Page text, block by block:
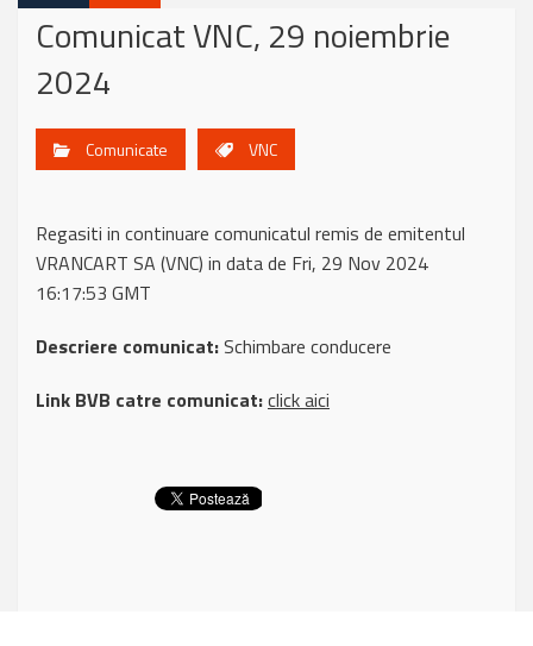
Comunicat VNC, 29 noiembrie
2024
Comunicate VNC
Regasiti in continuare comunicatul remis de emitentul
VRANCART SA (VNC) in data de Fri, 29 Nov 2024
16:17:53 GMT
Descriere comunicat:Schimbare conducere
Link BVB catre comunicat:click aici